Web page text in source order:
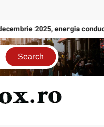
2025, energia conduce